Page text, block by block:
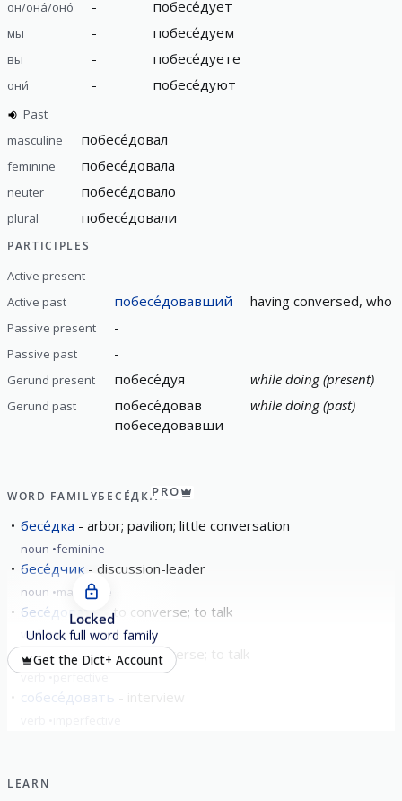
он/она́/оно́ - побесе́дует
мы - побесе́дуем
вы - побесе́дуете
они́ - побесе́дуют
Past
masculine
побесе́довал
feminine побесе́довала
neuter побесе́довало
plural побесе́довали
PARTICIPLES
Active present -
Active past побесе́довавший having conversed, who
Passive present -
Passive past -
Gerund present побесе́дуя while doing (present)
Gerund past
побесе́довав
побеседовавши
while doing (past)
WORD FAMILYБЕСЕ́ДКАPRO
бесе́дка arbor; pavilion; little conversation
noun feminine
бесе́дчик discussion-leader
noun masculine
бесе́довать to converse; to talk
verb imperfective
побесе́довать to converse; to talk
verb perfective
собесе́довать
Locked
Unlock full word family
Get the Dict+ Account
LEARN